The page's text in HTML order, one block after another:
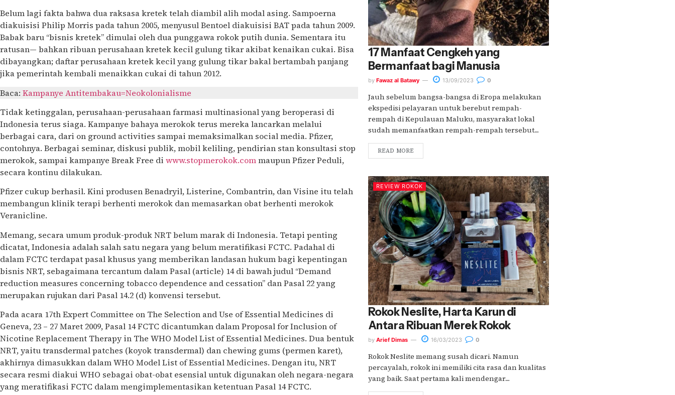
Belum lagi fakta bahwa dua raksasa kretek telah diambil alih modal asing. Sampoerna
diakuisisi Philip Morris pada tahun 2005, menyusul Bentoel diakuisisi BAT pada tahun 2009.
Babak baru “bisnis kretek” dimulai oleh dua punggawa rokok putih dunia. Sementara itu
ratusan— bahkan ribuan perusahaan kretek kecil gulung tikar akibat kenaikan cukai. Bisa
dibayangkan; daftar perusahaan kretek kecil yang gulung tikar bakal bertambah panjang
jika pemerintah kembali menaikkan cukai di tahun 2012.
Baca: Kampanye Antitembakau=Neokolonialisme
Tidak ketinggalan, perusahaan-perusahaan farmasi multinasional yang beroperasi di
Indonesia terus siaga. Kampanye bahaya merokok terus mereka lancarkan melalui
berbagai cara, dari on ground activities sampai memaksimalkan social media. Pfizer,
contohnya. Berbagai seminar, diskusi publik, mobil keliling, pendirian stan konsultasi stop
merokok, sampai kampanye Break Free di www.stopmerokok.commaupun Pfizer Peduli,
secara kontinu dilakukan.
Pfizer cukup berhasil. Kini produsen Benadryil, Listerine, Combantrin, dan Visine itu telah
membangun klinik terapi berhenti merokok dan memasarkan obat berhenti merokok
Veranicline.
Memang, secara umum produk-produk NRT belum marak di Indonesia. Tetapi penting
dicatat, Indonesia adalah salah satu negara yang belum meratifikasi FCTC. Padahal di
dalam FCTC terdapat pasal khusus yang memberikan landasan hukum bagi kepentingan
bisnis NRT, sebagaimana tercantum dalam Pasal (article) 14 di bawah judul “Demand
reduction measures concerning tobacco dependence and cessation” dan Pasal 22 yang
merupakan rujukan dari Pasal 14.2 (d) konvensi tersebut.
Pada acara 17th Expert Committee on The Selection and Use of Essential Medicines di
Geneva, 23 – 27 Maret 2009, Pasal 14 FCTC dicantumkan dalam Proposal for Inclusion of
Nicotine Replacement Therapy in The WHO Model List of Essential Medicines. Dua bentuk
NRT, yaitu transdermal patches (koyok transdermal) dan chewing gums (permen karet),
akhirnya dimasukkan dalam WHO Model List of Essential Medicines. Dengan itu, NRT
secara resmi diakui WHO sebagai obat-obat esensial untuk digunakan oleh negara-negara
yang meratifikasi FCTC dalam mengimplementasikan ketentuan Pasal 14 FCTC.
17 Manfaat Cengkeh yang
Bermanfaat bagi Manusia
by Fawaz al Batawy 13/09/2023 0
Jauh sebelum bangsa-bangsa di Eropa melakukan
ekspedisi pelayaran untuk berebut rempah-
rempah di Kepulauan Maluku, masyarakat lokal
sudah memanfaatkan rempah-rempah tersebut....
READ MORE
REVIEW ROKOK
Rokok Neslite, Harta Karun di
Antara Ribuan Merek Rokok
by Arief Dimas 16/03/2023 0
Rokok Neslite memang susah dicari. Namun
percayalah, rokok ini memiliki cita rasa dan kualitas
yang baik. Saat pertama kali mendengar....